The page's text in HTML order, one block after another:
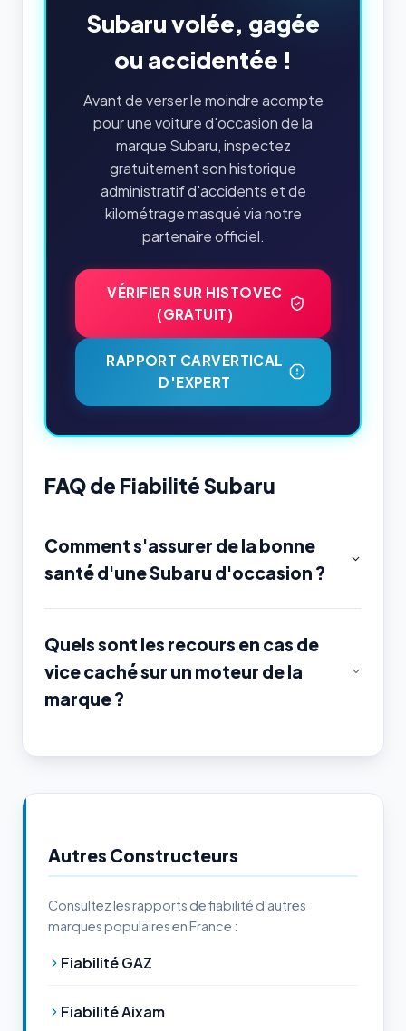
Subaru volée, gagée
ou accidentée !
Avant de verser le moindre acompte
pour une voiture d'occasion de la
marque Subaru, inspectez
gratuitement son historique
administratif d'accidents et de
kilométrage masqué via notre
partenaire officiel.
VÉRIFIER SUR HISTOVEC
(GRATUIT)
RAPPORT CARVERTICAL
D'EXPERT
FAQ de Fiabilité Subaru
Comment s'assurer de la bonne
santé d'une Subaru d'occasion ?
Quels sont les recours en cas de
vice caché sur un moteur de la
marque ?
Autres Constructeurs
Consultez les rapports de fiabilité d'autres
marques populaires en France :
Fiabilité GAZ
Fiabilité Aixam